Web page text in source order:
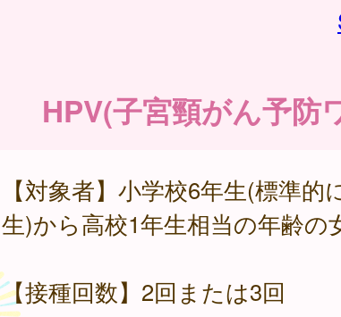
HPV(子宮頸がん予防
【対象者】小学校6年生(標準的
生)から高校1年生相当の年齢の
【接種回数】2回または3回